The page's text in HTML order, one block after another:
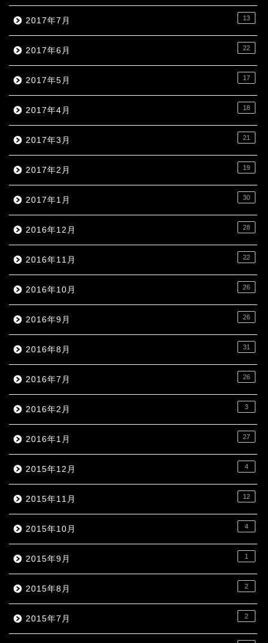
2017年7月 13
2017年6月 22
2017年5月 17
2017年4月 18
2017年3月 21
2017年2月 19
2017年1月 30
2016年12月 28
2016年11月 22
2016年10月 26
2016年9月 26
2016年8月 31
2016年7月 26
2016年2月 3
2016年1月 27
2015年12月 4
2015年11月 12
2015年10月 4
2015年9月 1
2015年8月 2
2015年7月 2